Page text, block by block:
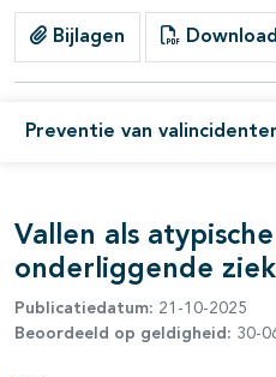
Bijlagen
Preventie van
Vallen als
onderliggende
Publicatiedatum: 21-10-2025
Beoordeeld op geldigheid: 30-